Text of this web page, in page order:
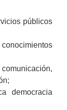
públicos
democracia